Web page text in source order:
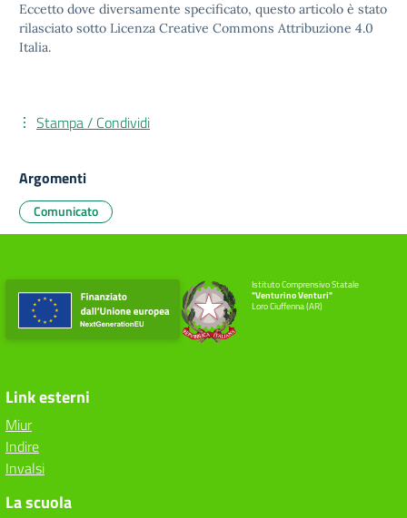
Eccetto dove diversamente specificato, questo articolo è stato
rilasciato sotto Licenza Creative Commons Attribuzione 4.0
Italia.
Stampa / Condividi
Argomenti
Comunicato
Istituto Comprensivo Statale
"Venturino Venturi"
Loro Ciuffenna (AR)
Link esterni
Miur
Indire
Invalsi
La scuola